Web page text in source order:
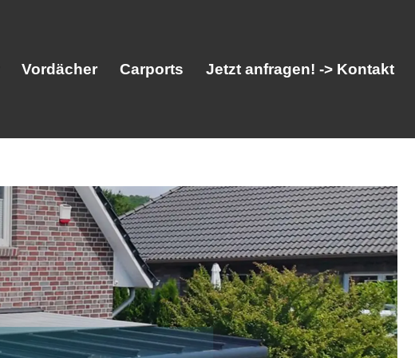
Vordächer Carports Jetzt anfragen! -> Kontakt